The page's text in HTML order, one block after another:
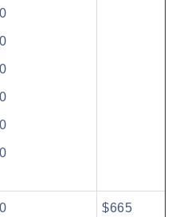
$665